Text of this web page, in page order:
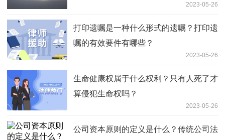
2023-05-26
打印遗嘱是一种什么形式的遗嘱？打印遗
嘱的有效要件有哪些？
2023-05-26
生命健康权属于什么权利？只有人死了才
算侵犯生命权吗？
2023-05-26
公司资本原则的定义是什么？传统公司法